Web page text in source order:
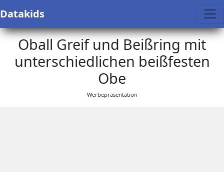
Datakids
Oball Greif und Beißring mit
unterschiedlichen beißfesten
Obe
Werbepräsentation